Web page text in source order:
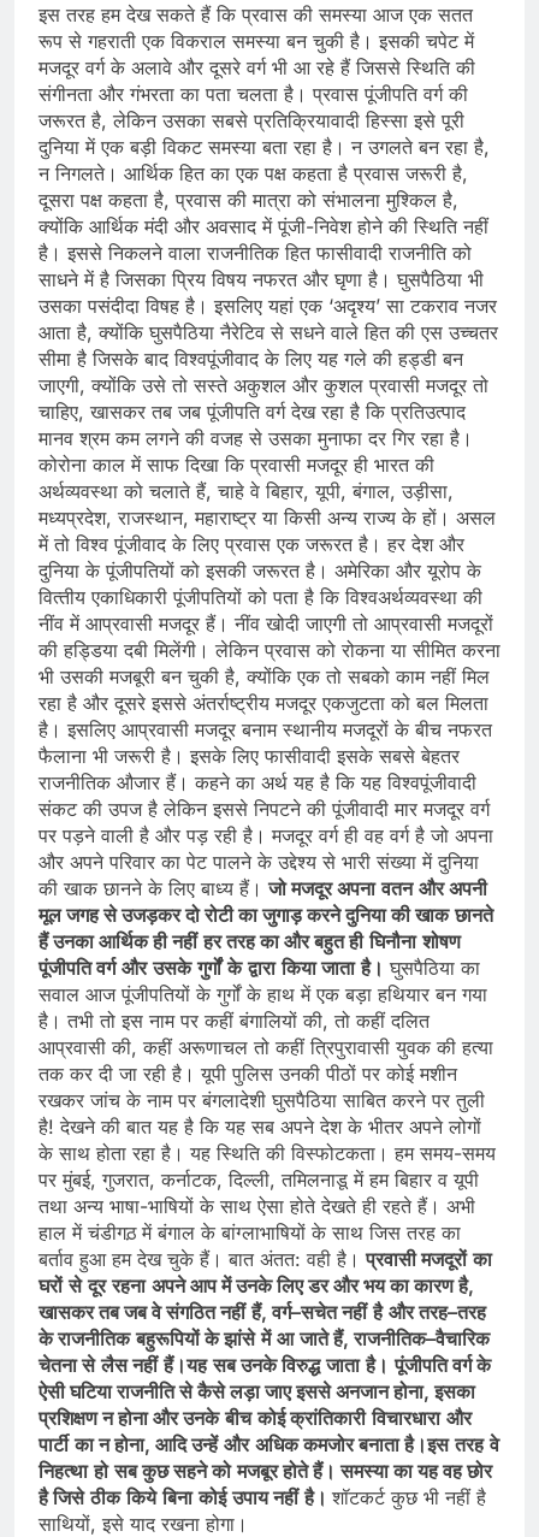
इस तरह हम देख सकते हैं कि प्रवास की समस्‍या आज एक सतत
रूप से गहराती एक विकराल समस्या बन चुकी है। इसकी चपेट में
मजदूर वर्ग के अलावे और दूसरे वर्ग भी आ रहे हैं जिससे स्थिति की
संगीनता और गंभरता का पता चलता है। प्रवास पूंजीपति वर्ग की
जरूरत है, लेकिन उसका सबसे प्रतिक्रियावादी हिस्‍सा इसे पूरी
दुनिया में एक बड़ी विकट समस्‍या बता रहा है। न उगलते बन रहा है,
न निगलते। आर्थिक हित का एक पक्ष कहता है प्रवास जरूरी है,
दूसरा पक्ष कहता है, प्रवास की मात्रा को संभालना मुश्किल है,
क्‍योंकि आर्थिक मंदी और अवसाद में पूंजी-निवेश होने की स्थिति नहीं
है। इससे निकलने वाला राजनीतिक हित फासीवादी राजनीति को
साधने में है जिसका प्रिय विषय नफरत और घृणा है। घुसपैठिया भी
उसका पसंदीदा विषह है। इसलिए यहां एक ‘अदृश्‍य’ सा टकराव नजर
आता है, क्‍योंकि घुसपैठिया नैरेटिव से सधने वाले हित की एस उच्‍चतर
सीमा है जिसके बाद विश्‍वपूंजीवाद के लिए यह गले की हड्डी बन
जाएगी, क्‍योंकि उसे तो सस्‍ते अकुशल और कुशल प्रवासी मजदूर तो
चाहिए, खासकर तब जब पूंजीपति वर्ग देख रहा है कि प्रतिउत्‍पाद
मानव श्रम कम लगने की वजह से उसका मुनाफा दर गिर रहा है।
कोरोना काल में साफ दिखा कि प्रवासी मजदूर ही भारत की
अर्थव्‍यवस्‍था को चलाते हैं, चाहे वे बिहार, यूपी, बंगाल, उड़ीसा,
मध्‍यप्रदेश, राजस्‍थान, महाराष्‍ट्र या किसी अन्‍य राज्‍य के हों। असल
में तो विश्‍व पूंजीवाद के लिए प्रवास एक जरूरत है। हर देश और
दुनिया के पूंजीपतियों को इसकी जरूरत है। अमेरिका और यूरोप के
वित्‍तीय एकाधिकारी पूंजीपतियों को पता है कि विश्‍वअर्थव्‍यवस्‍था की
नींव में आप्रवासी मजदूर हैं। नींव खोदी जाएगी तो आप्रवासी मजदूरों
की हड्डिया दबी मिलेंगी। लेकिन प्रवास को रोकना या सीमित करना
भी उसकी मजबूरी बन चुकी है, क्‍योंकि एक तो सबको काम नहीं मिल
रहा है और दूसरे इससे अंतर्राष्‍ट्रीय मजदूर एकजुटता को बल मिलता
है। इसलिए आप्रवासी मजदूर बनाम स्‍थानीय मजदूरों के बीच नफरत
फैलाना भी जरूरी है। इसके लिए फासीवादी इसके सबसे बेहतर
राजनीतिक औजार हैं। कहने का अर्थ यह है कि यह विश्‍वपूंजीवादी
संकट की उपज है लेकिन इससे निपटने की पूंजीवादी मार मजदूर वर्ग
पर पड़ने वाली है और पड़ रही है। मजदूर वर्ग ही वह वर्ग है जो अपना
और अपने परिवार का पेट पालने के उद्देश्‍य से भारी संख्‍या में दुनिया
की खाक छानने के लिए बाध्‍य हैं।जोमजदूरअपना वतन औरअपनी
मूलजगहसेउजड़करदोरोटीकाजुगाड़करनेदुनियाकीखाक छानते
हैंउनकाआर्थिकहीनहीं हरतरहकाऔरबहुतही घिनौना शोषण
पूंजीपतिवर्ग और उसके गुर्गों के द्वारा कियाजाता है। घुसपैठिया का
सवाल आज पूंजीपतियों के गुर्गों के हाथ में एक बड़ा हथियार बन गया
है। तभी तो इस नाम पर कहीं बंगालियों की, तो कहीं दलित
आप्रवासी की, कहीं अरूणाचल तो कहीं त्रिपुरावासी युवक की हत्‍या
तक कर दी जा रही है। यूपी पुलिस उनकी पीठों पर कोई मशीन
रखकर जांच के नाम पर बंगलादेशी घुसपैठि‍या साबित करने पर तुली
है! देखने की बात यह है कि यह सब अपने देश के भीतर अपने लोगों
के साथ होता रहा है। यह स्थिति की विस्‍फोटकता। हम समय-समय
पर मुंबई, गुजरात, कर्नाटक, दिल्‍ली, तमिलनाडू में हम बिहार व यूपी
तथा अन्‍य भाषा-भाषियों के साथ ऐसा होते देखते ही रहते हैं। अभी
हाल में चंडीगठ़ में बंगाल के बांग्‍लाभाषियों के साथ जिस तरह का
बर्ताव हुआ हम देख चुके हैं। बात अंतत: वही है।प्रवासीमजदूरों का
घरों से दूर रहना अपनेआपमेंउनकेलिएडरऔरभयकाकारणहै,
खासकरतबजबवेसंगठितनहीं हैं,वर्ग–सचेतनहीं है औरतरह–तरह
केराजनीतिक बहुरूपि‍योंकेझांसे में आ जातेहैं,राजनीतिक–वैचारिक
चेतनासे लैसनहीं हैं।यह सबउनकेविरुद्ध जाता है। पूंजीपतिवर्गके
ऐसीघटियाराजनीतिसेकैसेलड़ाजाएइससेअनजानहोना,इसका
प्रशिक्षणनहोनाऔरउनके बीच कोईक्रांतिकारी विचारधारा और
पार्टी कानहोना, आदिउन्हें और अधिककमजोरबनाताहै।इस तरह वे
निहत्था हो सबकुछसहनेको मजबूरहोतेहैं।समस्‍याकायहवहछोर
हैजिसे ठीक किये बिना कोई उपायनहीं है।शॉटकर्ट कुछ भी नहीं है
साथियों, इसे याद रखना होगा।